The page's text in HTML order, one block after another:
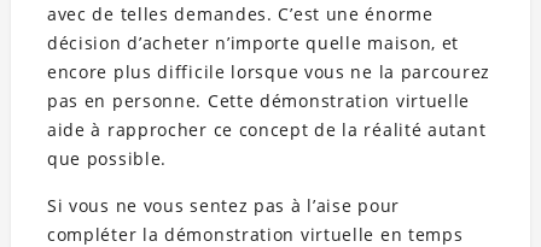
avec de telles demandes. C’est une énorme
décision d’acheter n’importe quelle maison, et
encore plus difficile lorsque vous ne la parcourez
pas en personne. Cette démonstration virtuelle
aide à rapprocher ce concept de la réalité autant
que possible.
Si vous ne vous sentez pas à l’aise pour
compléter la démonstration virtuelle en temps